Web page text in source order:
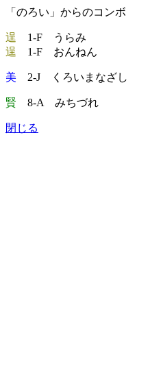
「のろい」からのコンボ
逞 1-F うらみ
逞 1-F おんねん
美 2-J くろいまなざし
賢 8-A みちづれ
閉じる